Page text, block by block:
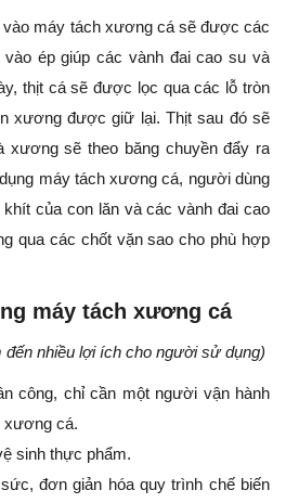
máy tách xương cá sẽ được các
vào ép giúp các vành đai cao su và
thịt cá sẽ được lọc qua các lỗ tròn
xương được giữ lại. Thịt sau đó sẽ
xương sẽ theo băng chuyền đẩy ra
máy tách xương cá, người dùng
của con lăn và các vành đai cao
qua các chốt vặn sao cho phù hợp
máy tách xương cá
nhiều lợi ích cho người sử dụng)
công, chỉ cần một người vận hành
xương cá.
sinh thực phẩm.
đơn giản hóa quy trình chế biến